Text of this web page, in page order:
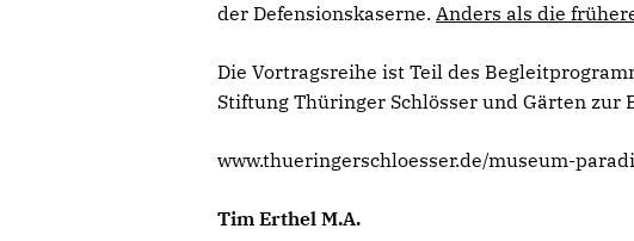
der Defensionskaserne. Anders als die
Die Vortragsreihe ist Teil des
Stiftung Thüringer Schlösser und Gärten zur
www.thueringerschloesser.de/museum-
Tim Erthel M.A.